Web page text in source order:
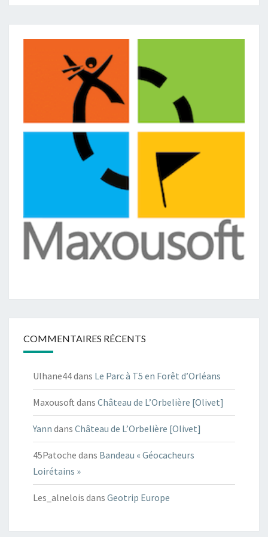
COMMENTAIRES RÉCENTS
Ulhane44dans Le Parc à T5 en Forêt d’Orléans
Maxousoftdans Château de L’Orbelière [Olivet]
Yann dans Château de L’Orbelière [Olivet]
45Patoche dans Bandeau « Géocacheurs
Loirétains »
Les_alnelois dans Geotrip Europe